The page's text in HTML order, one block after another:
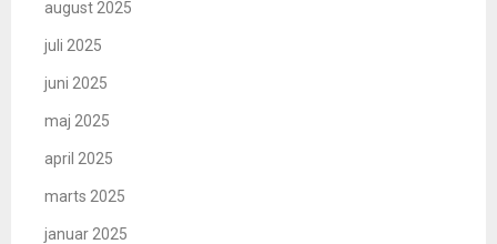
august 2025
juli 2025
juni 2025
maj 2025
april 2025
marts 2025
januar 2025